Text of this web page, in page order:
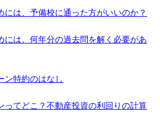
には、予備校に通った方がいいのか？
には、何年分の過去問を解く必要があ
ン特約のはなし
ってどこ？不動産投資の利回りの計算